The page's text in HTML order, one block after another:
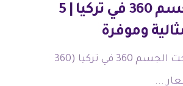
تكلفة نحت الجسم 360 في تركيا | 5
وموفرة
تبحثين عن تكلفة نحت الجسم 360 في تركيا (360